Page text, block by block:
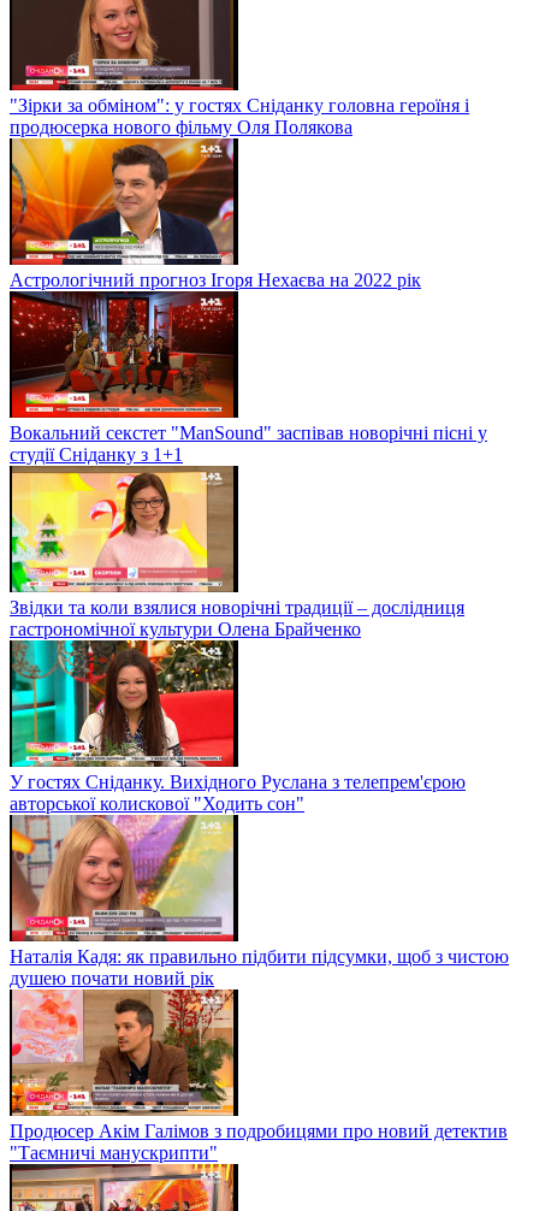
"Зірки за обміном": у гостях Сніданку головна героїня і
продюсерка нового фільму Оля Полякова
Астрологічний прогноз Ігоря Нехаєва на 2022 рік
Вокальний секстет "ManSound" заспівав новорічні пісні у
студії Сніданку з 1+1
Звідки та коли взялися новорічні традиції – дослідниця
гастрономічної культури Олена Брайченко
У гостях Сніданку. Вихідного Руслана з телепрем'єрою
авторської колискової "Ходить сон"
Наталія Кадя: як правильно підбити підсумки, щоб з чистою
душею почати новий рік
Продюсер Акім Галімов з подробицями про новий детектив
"Таємничі манускрипти"